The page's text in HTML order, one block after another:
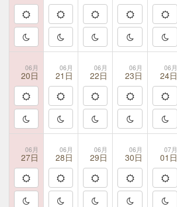
06月
20日
06月
21日
06月
22日
06月
23日
06月
24日
06月
27日
06月
28日
06月
29日
06月
30日
07月
01日